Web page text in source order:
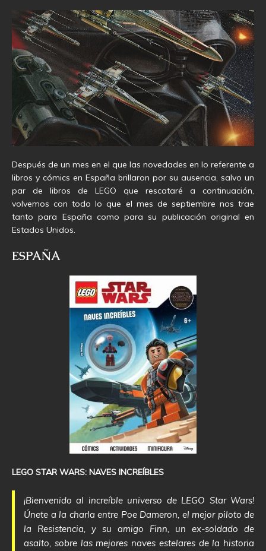
Después de un mes en el que las novedades en lo referente a
libros y cómics en España brillaron por su ausencia, salvo un
par de libros de LEGO que rescataré a continuación,
volvemos con todo lo que el mes de septiembre nos trae
tanto para España como para su publicación original en
Estados Unidos.
ESPAÑA
LEGO STAR WARS: NAVES INCREÍBLES
¡Bienvenido al increíble universo de LEGO Star Wars!
Únete a la charla entre Poe Dameron, el mejor piloto de
la Resistencia, y su amigo Finn, un ex-soldado de
asalto, sobre las mejores naves estelares de la historia